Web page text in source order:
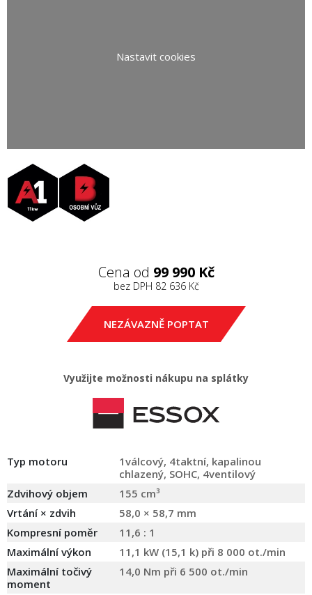
Nastavit cookies
Cena od 99 990 Kč
bez DPH 82 636 Kč
NEZÁVAZNĚ POPTAT
Využijte možnosti nákupu na splátky
Typ motoru
1válcový, 4taktní, kapalinou
chlazený, SOHC, 4ventilový
Zdvihový objem
155 cm³
Vrtání × zdvih
58,0 × 58,7 mm
Kompresní poměr
11,6 : 1
Maximální výkon
11,1 kW (15,1 k) při 8 000 ot./min
Maximální točivý
moment
14,0 Nm při 6 500 ot./min